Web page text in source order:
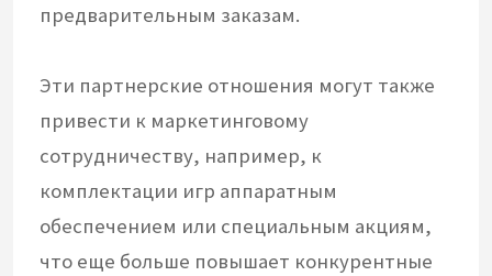
предварительным заказам.
Эти партнерские отношения могут также
привести к маркетинговому
сотрудничеству, например, к
комплектации игр аппаратным
обеспечением или специальным акциям,
что еще больше повышает конкурентные